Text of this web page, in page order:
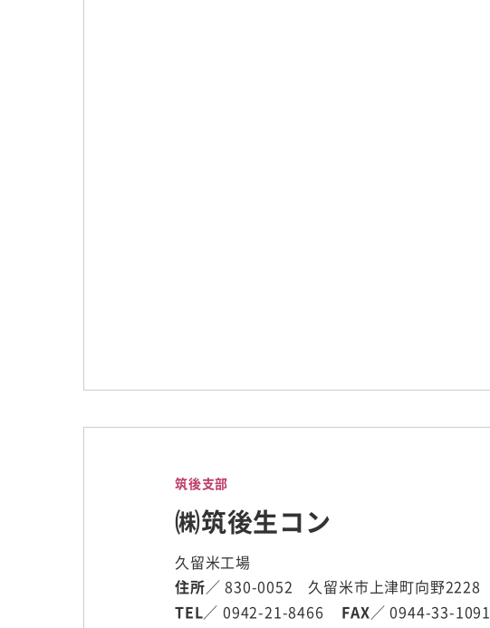
筑後支部
㈱筑後生コン
久留米工場
住所／ 830-0052 久留米市上津町向野2228
TEL／ 0942-21-8466 FAX／ 0944-33-1091